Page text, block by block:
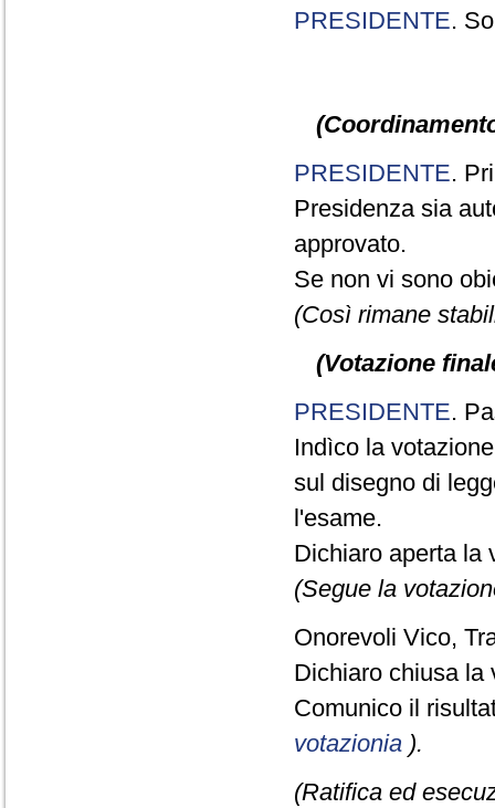
PRESIDENTE.
PRESIDENTE.
Presidenza sia
approvato.
Se non vi sono
(Così rimane
(Votazione
PRESIDENTE.
Indìco la
sul disegno di
l'esame.
Dichiaro aperta la
(Segue la
Onorevoli Vico,
Dichiaro chiusa la
Comunico il
votazionia ).
(Ratifica ed